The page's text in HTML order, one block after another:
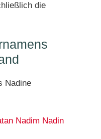
die
Nadim Nadin